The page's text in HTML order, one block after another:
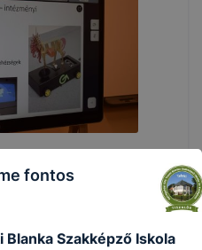
fontos
Szakképző Iskola